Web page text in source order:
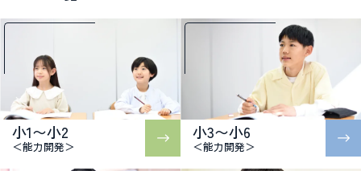
小1〜小2
＜能力開発＞
小3〜小6
＜能力開発＞